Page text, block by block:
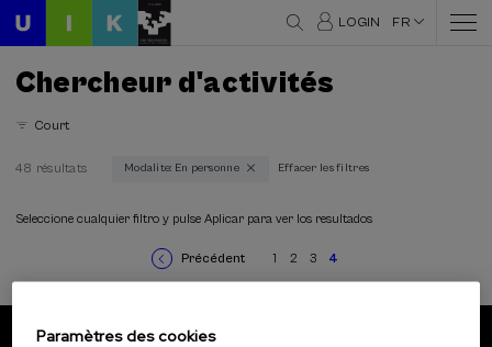
LOGIN FR
Chercheur d'activités
Court
Architecture et Urbanisme (2)
Culture et art (3)
Durabilité (10)
48 résultats Modalite: En personne Effacer les filtres
Seleccione cualquier filtro y pulse Aplicar para ver los resultados
Page
précédente
Précédent Page
1 Page
2 Page
3
Page
courante
4
Paramètres des cookies